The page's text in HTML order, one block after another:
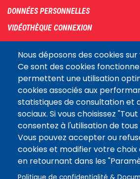
Nous déposons des cookies
Ce sont des cookies
permettent une utilisation
cookies associés aux
statistiques de consultation et
sociaux. Si vous choisissez
consentez à l'utilisation de tous
Vous pouvez accepter ou
cookies et modifier votre
en retournant dans les
DONNÉES PERSONNELLES
VIDÉOTHÈQUE CONNEXION
COOKIES
Assemblée
nationaleLE SITE DE L’ASSEMBLÉE
Suivez-nous